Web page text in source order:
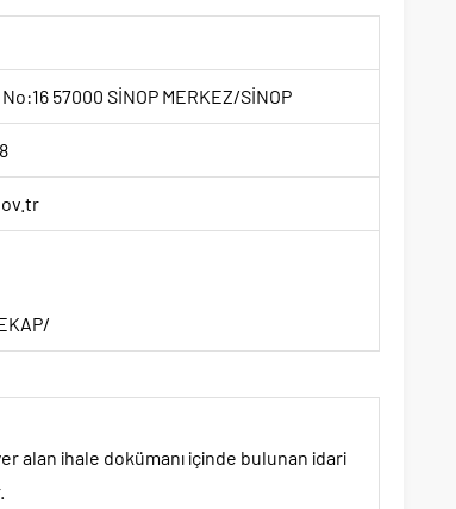
57000 SİNOP MERKEZ/SİNOP
yer alan ihale dokümanı içinde bulunan idari